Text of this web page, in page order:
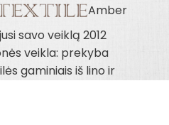
Amber
savo veiklą 2012
veikla: prekyba
gaminiais iš lino ir